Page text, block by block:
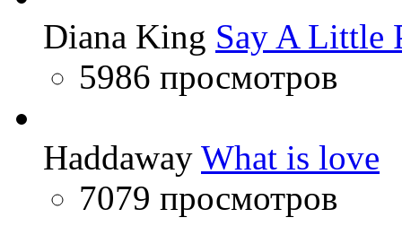
Diana King Say A Little
5986 просмотров
Haddaway What is love
7079 просмотров